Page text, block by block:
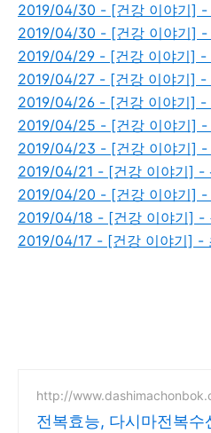
2019/04/30 - [건강 이야기] -
2019/04/30 - [건강 이야기] -
2019/04/29 - [건강 이야기] -
2019/04/27 - [건강 이야기] -
2019/04/26 - [건강 이야기] -
2019/04/25 - [건강 이야기] -
2019/04/23 - [건강 이야기] -
2019/04/21 - [건강 이야기] -
2019/04/20 - [건강 이야기] -
2019/04/18 - [건강 이야기] -
2019/04/17 - [건강 이야기] -
http://
전복효능, 다시마전복수